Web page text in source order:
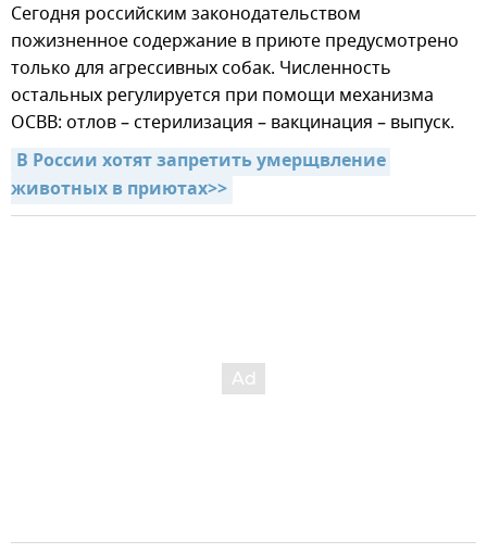
Сегодня российским законодательством
пожизненное содержание в приюте предусмотрено
только для агрессивных собак. Численность
остальных регулируется при помощи механизма
ОСВВ: отлов – стерилизация – вакцинация – выпуск.
В России хотят запретить умерщвление
животных в приютах>>